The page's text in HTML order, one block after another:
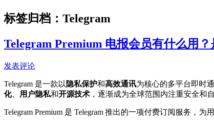
标签归档： Telegram
Telegram Premium 电报会员有什么用？
发表评论
Telegram 是一款以 隐私保护和高效通讯为核心的多平台即时
化、 用户隐私和开源技术 ，逐渐成为全球范围内注重安全和
Telegram Premium 是 Telegram 推出的一项付费订阅服务，